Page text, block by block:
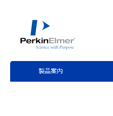
製品案内
第23回 “熱分析屋さんのつ
熱分析関連図